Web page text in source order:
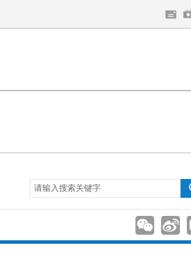
请输入搜索关键字